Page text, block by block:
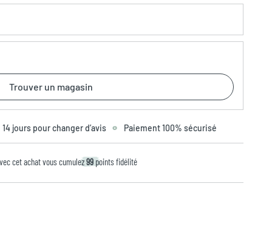
Trouver un magasin
14 jours pour changer d’avis Paiement 100% sécurisé
cet achat vous cumulez99 points fidélité